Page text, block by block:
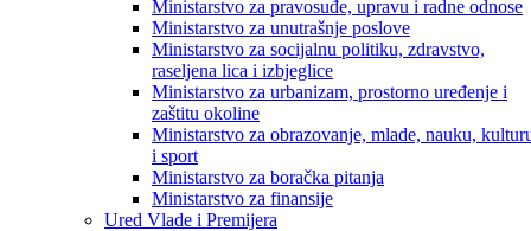
Ministarstva
Ministarstvo za privredu
Ministarstvo za pravosuđe, upravu i radne odnose
Ministarstvo za unutrašnje poslove
Ministarstvo za socijalnu politiku, zdravstvo,
raseljena lica i izbjeglice
Ministarstvo za urbanizam, prostorno uređenje i
zaštitu okoline
Ministarstvo za obrazovanje, mlade, nauku,
i sport